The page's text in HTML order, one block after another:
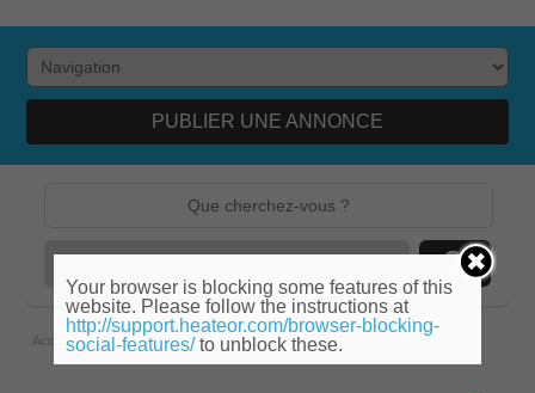
PUBLIER UNE ANNONCE
Accueil » Limousin » Creuse »Autres services
Your browser is blocking some features of this
website. Please follow the instructions at
http://support.heateor.com/browser-blocking-
social-features/to unblock these.